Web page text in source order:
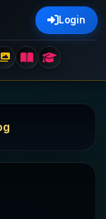
Login